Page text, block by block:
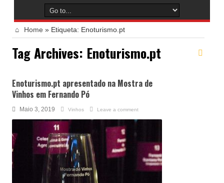
Home » Etiqueta: Enoturismo.pt
Tag Archives: Enoturismo.pt
Enoturismo.pt apresentado na Mostra de
Vinhos em Fernando Pó
Maio 3, 2019 Vinhos Leave a comment